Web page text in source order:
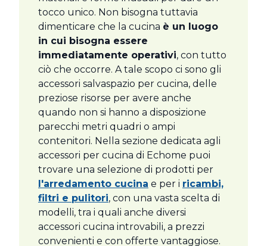
tocco unico. Non bisogna tuttavia
dimenticare che la cucina è un luogo
in cui bisogna essere
immediatamente operativi, con tutto
ciò che occorre. A tale scopo ci sono gli
accessori salvaspazio per cucina, delle
preziose risorse per avere anche
quando non si hanno a disposizione
parecchi metri quadri o ampi
contenitori. Nella sezione dedicata agli
accessori per cucina di Echome puoi
trovare una selezione di prodotti per
l'arredamento cucina e per i ricambi,
filtri e pulitori, con una vasta scelta di
modelli, tra i quali anche diversi
accessori cucina introvabili, a prezzi
convenienti e con offerte vantaggiose.